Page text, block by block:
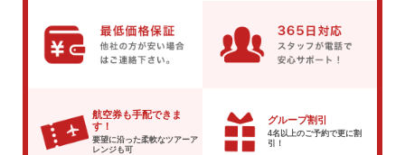
航空券も手配できま
す！
要望に沿った柔軟なツアーア
レンジも可
グループ割引
4名以上のご予約で更に割
引！